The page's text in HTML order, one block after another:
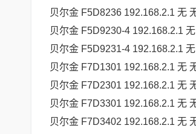
贝尔金 F5D8236 192.168.2.1 无
贝尔金 F5D9230-4 192.168.2.1
贝尔金 F5D9231-4 192.168.2.1
贝尔金 F7D1301 192.168.2.1 无
贝尔金 F7D2301 192.168.2.1 无
贝尔金 F7D3301 192.168.2.1 无
贝尔金 F7D3402 192.168.2.1 无